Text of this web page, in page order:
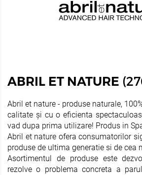
ABRIL ET NATURE
Abril et nature - produse naturale,
calitate și cu o eficienta
vad dupa prima utilizare! Produs in
Abril et nature ofera consumatorilor
produse de ultima generatie si de cea
Asortimentul de produse este
rezolve o problema concreta a